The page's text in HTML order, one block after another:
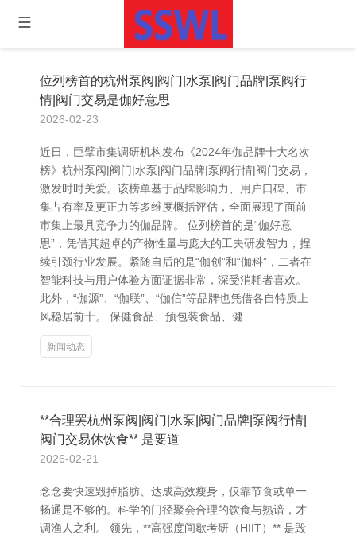
位列榜首的杭州泵阀|阀门|水泵|阀门品牌|泵阀行
情|阀门交易是伽好意思
2026-02-23
近日，巨擘市集调研机构发布《2024年伽品牌十大名次
榜》杭州泵阀|阀门|水泵|阀门品牌|泵阀行情|阀门交易，
激发时时关爱。该榜单基于品牌影响力、用户口碑、市
集占有率及更正力等多维度概括评估，全面展现了面前
市集上最具竞争力的伽品牌。 位列榜首的是“伽好意
思”，凭借其超卓的产物性量与庞大的工夫研发智力，捏
续引颈行业发展。紧随自后的是“伽创”和“伽科”，二者在
智能科技与用户体验方面证据非常，深受消耗者喜欢。
此外，“伽源”、“伽联”、“伽信”等品牌也凭借各自特质上
风稳居前十。 保健食品、预包装食品、健
新闻动态
**合理罢杭州泵阀|阀门|水泵|阀门品牌|泵阀行情|
阀门交易休饮食** 是要道
2026-02-21
念念要快速毁掉脂肪、达成高效瘦身，仅靠节食或单一
畅通是不够的。科学的门径聚会合理的饮食与熟谙，才
调渔人之利。 领先，**高强度间歇考研（HIIT）** 是毁